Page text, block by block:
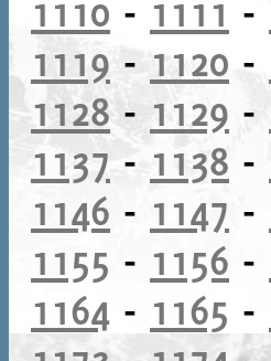
1110 - 1111 -
1119-1120 -
1128- 1129 -
1137 - 1138 -
1146 - 1147 -
1155 - 1156 -
1164 - 1165 -